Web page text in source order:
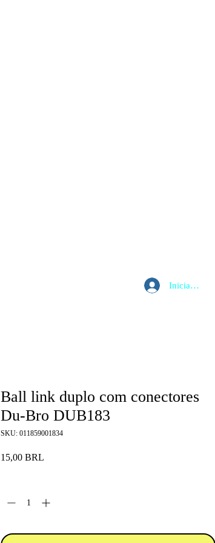
Iniciar sesión
Ball link duplo com conectores
Du-Bro DUB183
SKU: 011859001834
15,00 BRL